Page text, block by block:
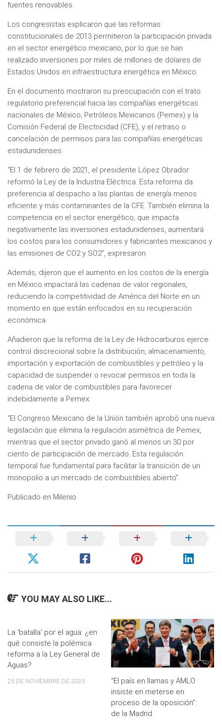
fuentes renovables.
Los congresistas explicaron que las reformas
constitucionales de 2013 permitieron la participación privada
en el sector energético mexicano, por lo que se han
realizado inversiones por miles de millones de dólares de
Estados Unidos en infraestructura energética en México.
En el documento mostraron su preocupación con el trato
regulatorio preferencial hacia las compañías energéticas
nacionales de México; Petróleos Mexicanos (Pemex) y la
Comisión Federal de Electricidad (CFE), y el retraso o
cancelación de permisos para las compañías energéticas
estadunidenses.
“El 1 de febrero de 2021, el presidente López Obrador
reformó la Ley de la Industria Eléctrica. Esta reforma da
preferencia al despacho a las plantas de energía menos
eficiente y más contaminantes de la CFE. También elimina la
competencia en el sector energético, que impacta
negativamente las inversiones estadunidenses, aumentará
los costos para los consumidores y fabricantes mexicanos y
las emisiones de CO2 y SO2”, expresaron.
Además, dijeron que el aumento en los costos de la energía
en México impactará las cadenas de valor regionales,
reduciendo la competitividad de América del Norte en un
momento en que están enfocados en su recuperación
económica.
Añadieron que la reforma de la Ley de Hidrocarburos ejerce
control discrecional sobre la distribución, almacenamiento,
importación y exportación de combustibles y petróleo y la
capacidad de suspender o revocar permisos en toda la
cadena de valor de combustibles para favorecer
indebidamente a Pemex.
“El Congreso Mexicano de la Unión también aprobó una nueva
legislación que elimina la regulación asimétrica de Pemex,
mientras que el sector privado ganó al menos un 30 por
ciento de participación de mercado. Esta regulación
temporal fue fundamental para facilitar la transición de un
monopolio a un mercado de combustibles abierto”.
Publicado en Milenio
YOU MAY ALSO LIKE...
La ‘batalla’ por el agua: ¿en
qué consiste la polémica
reforma a la Ley General de
Aguas?
25 DE NOVIEMBRE DE 2025
“El país en llamas y AMLO
insiste en meterse en
proceso de la oposición”:
de la Madrid